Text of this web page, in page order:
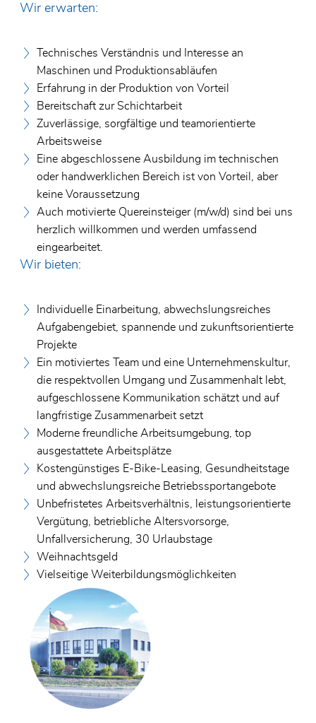
Wir erwarten:
Technisches Verständnis und Interesse an
Maschinen und Produktionsabläufen
Erfahrung in der Produktion von Vorteil
Bereitschaft zur Schichtarbeit
Zuverlässige, sorgfältige und teamorientierte
Arbeitsweise
Eine abgeschlossene Ausbildung im technischen
oder handwerklichen Bereich ist von Vorteil, aber
keine Voraussetzung
Auch motivierte Quereinsteiger (m/w/d) sind bei uns
herzlich willkommen und werden umfassend
eingearbeitet.
Wir bieten:
Individuelle Einarbeitung, abwechslungsreiches
Aufgabengebiet, spannende und zukunftsorientierte
Projekte
Ein motiviertes Team und eine Unternehmenskultur,
die respektvollen Umgang und Zusammenhalt lebt,
aufgeschlossene Kommunikation schätzt und auf
langfristige Zusammenarbeit setzt
Moderne freundliche Arbeitsumgebung, top
ausgestattete Arbeitsplätze
Kostengünstiges E-Bike-Leasing, Gesundheitstage
und abwechslungsreiche Betriebssportangebote
Unbefristetes Arbeitsverhältnis, leistungsorientierte
Vergütung, betriebliche Altersvorsorge,
Unfallversicherung, 30 Urlaubstage
Weihnachtsgeld
Vielseitige Weiterbildungsmöglichkeiten